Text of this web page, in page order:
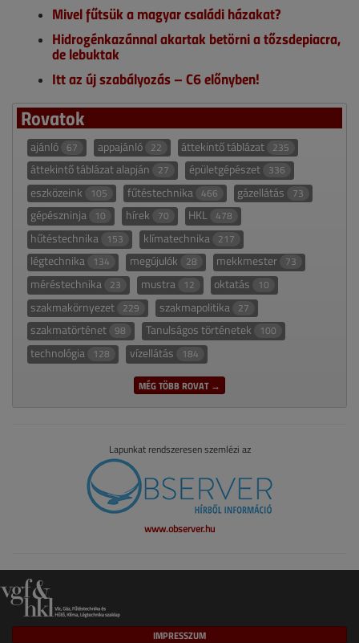
Mivel fűtsük a magyar családi házakat?
Hidrogénkazánnal akartak betörni a tőzsdepiacra,
de lebuktak
Itt az új szabályozás – C6 előnyben!
Rovatok
ajánló 67 appajánló 22 áttekintő táblázat 235
áttekintő táblázat alapján 27 épületgépészet 336
eszközeink 105 fűtéstechnika 466 gázellátás 73
gépészninja 10 hírek 70 HKL 478
hűtéstechnika 153 klímatechnika 217
légtechnika 134 megújulók 28 mekkmester 73
méréstechnika 23 mustra 12 oktatás 10
szakmakörnyezet 229 szakmapolitika 27
szakmatörténet 98 Tanulságos történetek 100
technológia 128 vízellátás 184
MÉG TÖBB ROVAT →
Lapunkat rendszeresen szemlézi az
www.observer.hu
IMPRESSZUM